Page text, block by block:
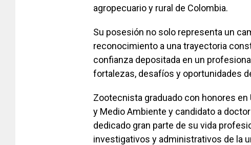
agropecuario y rural de Colombia.
Su posesión no solo representa un
reconocimiento a una trayectoria
confianza depositada en un
fortalezas, desafíos y oportunidades
Zootecnista graduado con honores en
y Medio Ambiente y candidato a
dedicado gran parte de su vida
investigativos y administrativos de la